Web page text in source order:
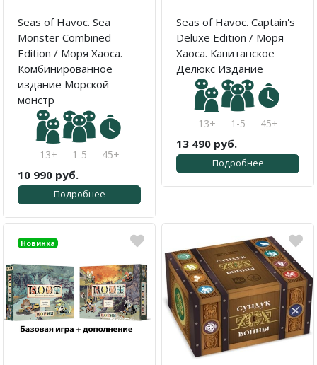
Seas of Havoc. Sea
Monster Combined
Edition / Моря Хаоса.
Комбинированное
издание Морской
монстр
13+ 1-5 45+
10 990 руб.
Подробнее
Seas of Havoc. Captain's
Deluxe Edition / Моря
Хаоса. Капитанское
Делюкс Издание
13+ 1-5 45+
13 490 руб.
Подробнее
Акция
Новинка